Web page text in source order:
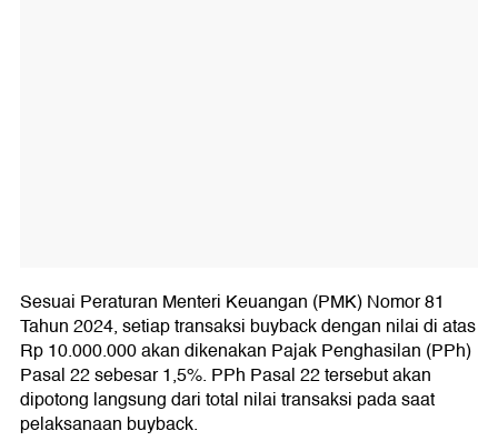
Sesuai Peraturan Menteri Keuangan (PMK) Nomor 81
Tahun 2024, setiap transaksi buyback dengan nilai di atas
Rp 10.000.000 akan dikenakan Pajak Penghasilan (PPh)
Pasal 22 sebesar 1,5%. PPh Pasal 22 tersebut akan
dipotong langsung dari total nilai transaksi pada saat
pelaksanaan buyback.